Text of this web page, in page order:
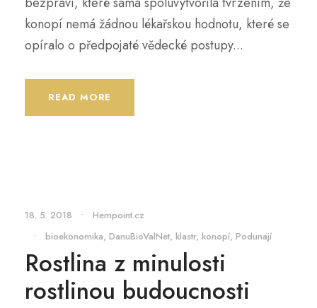
konopí nemá žádnou lékařskou hodnotu, které se
opíralo o předpojaté vědecké postupy...
READ MORE
18. 5. 2018 •
Hempoint.cz
•
bioekonomika, DanuBioValNet, klastr, konopí, Podunají
Rostlina z minulosti
rostlinou budoucnosti